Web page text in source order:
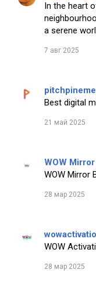
In the heart
a serene
7 авг 2025
Best digital
21 май 2025
WOW
WOW Mirror
28 мар 2025
WOW
28 мар 2025